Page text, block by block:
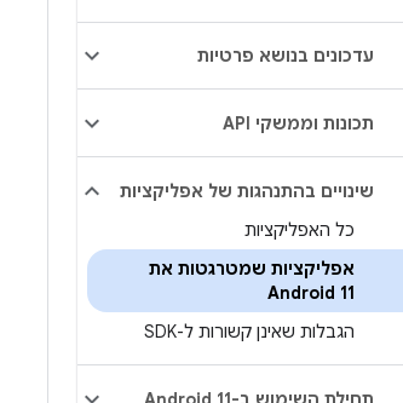
עדכונים בנושא פרטיות
תכונות וממשקי API
שינויים בהתנהגות של אפליקציות
כל האפליקציות
אפליקציות שמטרגטות את
Android 11
הגבלות שאינן קשורות ל-SDK